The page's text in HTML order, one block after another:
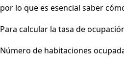
por lo que es esencial saber
Para calcular la tasa de
Número de habitaciones